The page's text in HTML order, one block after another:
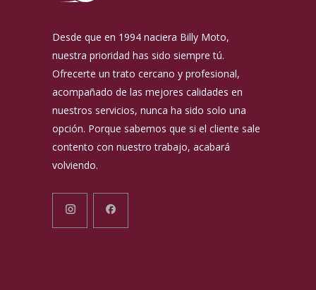
Desde que en 1994 naciera Billy Moto,
nuestra prioridad has sido siempre tú.
Ofrecerte un trato cercano y profesional,
acompañado de las mejores calidades en
nuestros servicios, nunca ha sido solo una
opción. Porque sabemos que si el cliente sale
contento con nuestro trabajo, acabará
volviendo.